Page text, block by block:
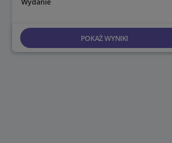
POKAŻ WYNIKI